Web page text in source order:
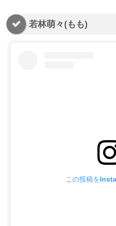
若林萌々(もも)
この投稿を